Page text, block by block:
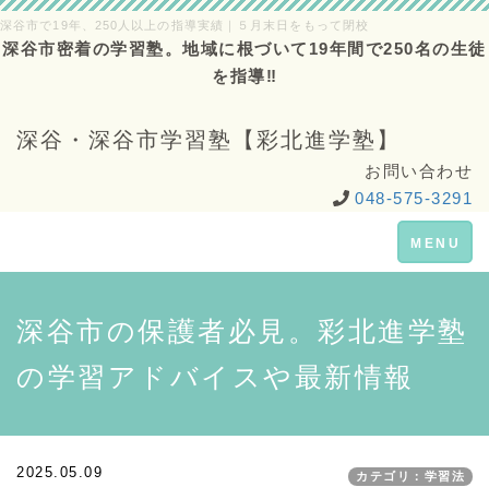
深谷市で19年、250人以上の指導実績｜５月末日をもって閉校
深谷市密着の学習塾。地域に根づいて19年間で250名の生徒
を指導‼
深谷・深谷市学習塾【彩北進学塾】
お問い合わせ
048-575-3291
Toggle
navigation
MENU
深谷市の保護者必見。彩北進学塾
の学習アドバイスや最新情報
2025.05.09 カテゴリ：学習法